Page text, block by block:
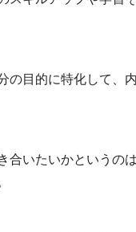
目的に特化して、
いたいかというの